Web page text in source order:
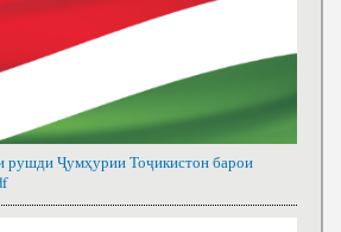
рушди Ҷумҳурии Тоҷикистон барои